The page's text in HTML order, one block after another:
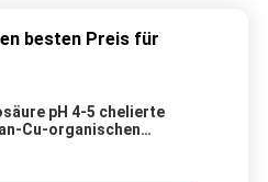
besten Preis für
pH 4-5 chelierte
Cu-organischen